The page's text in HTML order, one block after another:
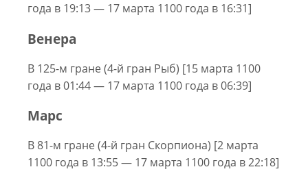
года в 19:13 — 17 марта 1100 года в 16:31]
Венера
В 125-м гране (4-й гран Рыб) [15 марта 1100
года в 01:44 — 17 марта 1100 года в 06:39]
Марс
В 81-м гране (4-й гран Скорпиона) [2 марта
1100 года в 13:55 — 17 марта 1100 года в 22:18]